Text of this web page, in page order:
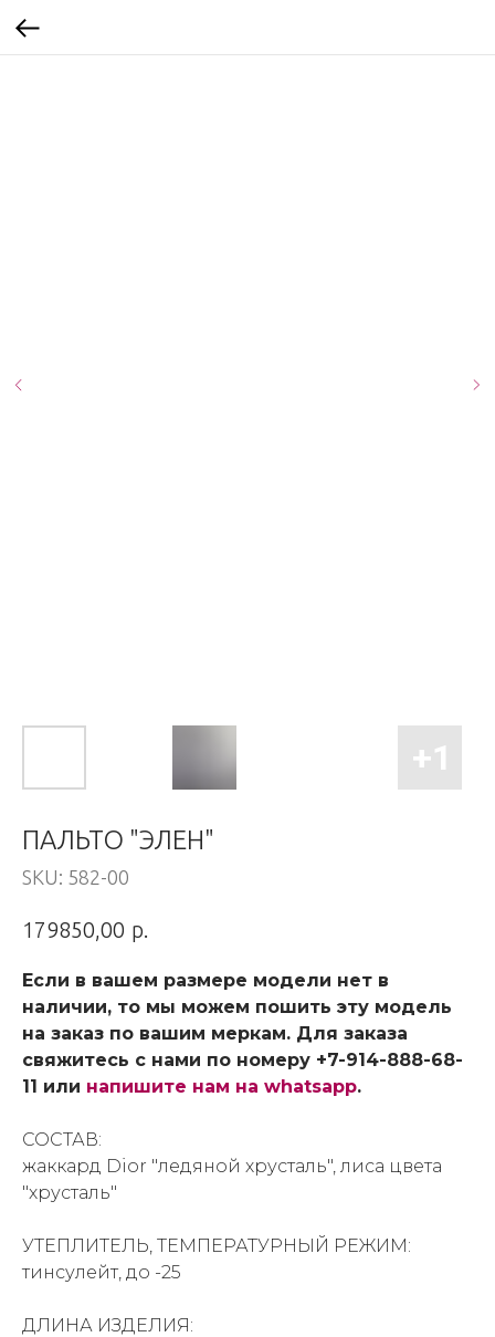
ПАЛЬТО "ЭЛЕН"
SKU: 582-00
179850,00 р.
Если в вашем размере модели нет в
наличии, то мы можем пошить эту модель
на заказ по вашим меркам. Для заказа
свяжитесь с нами по номеру +7-914-888-68-
11 или напишите нам на whatsapp.
СОСТАВ:
жаккард Dior "ледяной хрусталь", лиса цвета
"хрусталь"
УТЕПЛИТЕЛЬ, ТЕМПЕРАТУРНЫЙ РЕЖИМ:
тинсулейт, до -25
ДЛИНА ИЗДЕЛИЯ: